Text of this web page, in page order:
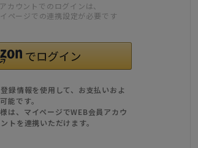
カウントでのログインは、
ページでの連携設定が必要です
録情報を使用して、お支払いおよ
能です。
は、マイページでWEB会員アカウ
トを連携いただけます。